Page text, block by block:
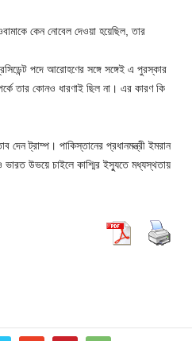
কেন নোবেল দেওয়া হয়েছিল, তার
পদে আরোহণের সঙ্গে সঙ্গেই এ পুরস্কার
তার কোনও ধারণাই ছিল না। এর কারণ কি
ট্রাম্প। পাকিস্তানের প্রধানমন্ত্রী ইমরান
ভারত উভয়ে চাইলে কাশ্মির ইস্যুতে মধ্যস্থতায়